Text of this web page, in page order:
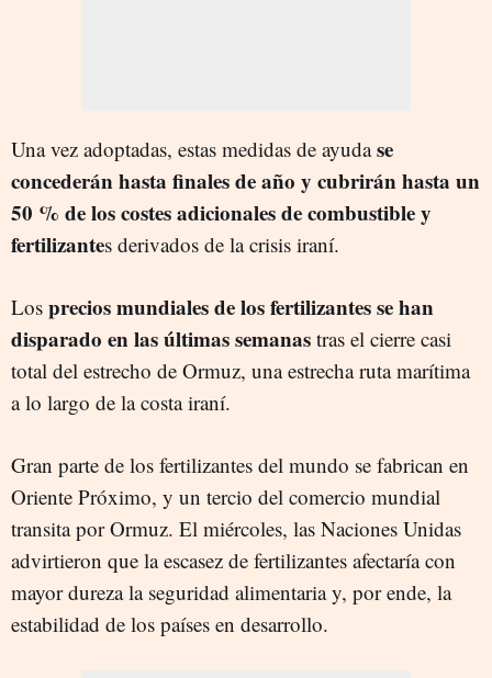
Una vez adoptadas, estas medidas de ayudase
concederán hasta finales de año y cubrirán hasta un
50 % de los costes adicionales de combustible y
fertilizantes derivados de la crisis iraní.
Los precios mundiales de los fertilizantes se han
disparado en las últimas semanas tras el cierre casi
total del estrecho de Ormuz, una estrecha ruta marítima
a lo largo de la costa iraní.
Gran parte de los fertilizantes del mundo se fabrican en
Oriente Próximo, y un tercio del comercio mundial
transita por Ormuz. El miércoles, las Naciones Unidas
advirtieron que la escasez de fertilizantes afectaría con
mayor dureza la seguridad alimentaria y, por ende, la
estabilidad de los países en desarrollo.